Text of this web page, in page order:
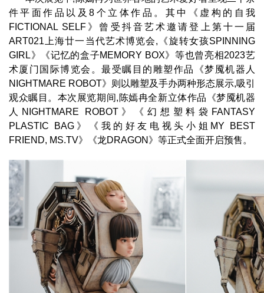
件平面作品以及8个立体作品。其中《虚构的自我
FICTIONAL SELF》曾受抖音艺术邀请登上第十一届
ART021上海廿一当代艺术博览会,《旋转女孩SPINNING
GIRL》《记忆的盒子MEMORY BOX》等也曾亮相2023艺
术厦门国际博览会。最受瞩目的雕塑作品《梦魇机器人
NIGHTMARE ROBOT》则以雕塑及手办两种形态展示,吸引
观众瞩目。本次展览期间,陈嫣冉全新立体作品《梦魇机器
人NIGHTMARE ROBOT》《幻想塑料袋FANTASY
PLASTIC BAG》《我的好友电视头小姐MY BEST
FRIEND, MS.TV》《龙DRAGON》等正式全面开启预售。